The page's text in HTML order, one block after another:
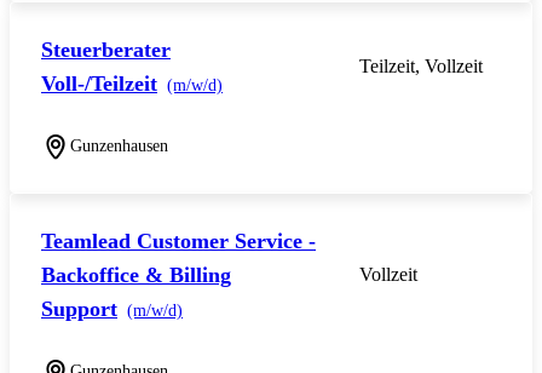
Steuerberater
Voll-/Teilzeit (m/w/d)
Gunzenhausen
Teilzeit, Vollzeit
Teamlead Customer Service -
Backoffice & Billing
Support (m/w/d)
Vollzeit